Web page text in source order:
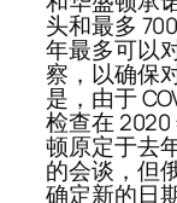
头和最多
年最多可以
察，以确保
是，由于
检查在 2020
顿原定于去
的会谈，但
确定新的日